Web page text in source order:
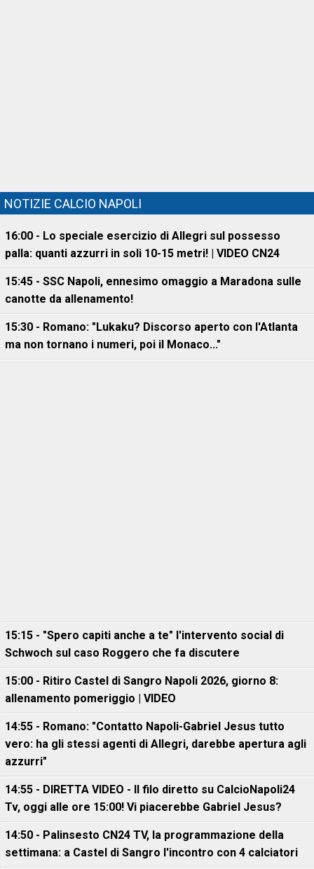
NOTIZIE CALCIO NAPOLI
16:00 - Lo speciale esercizio di Allegri sul possesso
palla: quanti azzurri in soli 10-15 metri! | VIDEO CN24
15:45 - SSC Napoli, ennesimo omaggio a Maradona sulle
canotte da allenamento!
15:30 - Romano: "Lukaku? Discorso aperto con l'Atlanta
ma non tornano i numeri, poi il Monaco..."
15:15 - "Spero capiti anche a te" l'intervento social di
Schwoch sul caso Roggero che fa discutere
15:00 - Ritiro Castel di Sangro Napoli 2026, giorno 8:
allenamento pomeriggio | VIDEO
14:55 - Romano: "Contatto Napoli-Gabriel Jesus tutto
vero: ha gli stessi agenti di Allegri, darebbe apertura agli
azzurri"
14:55 - DIRETTA VIDEO - Il filo diretto su CalcioNapoli24
Tv, oggi alle ore 15:00! Vi piacerebbe Gabriel Jesus?
14:50 - Palinsesto CN24 TV, la programmazione della
settimana: a Castel di Sangro l'incontro con 4 calciatori